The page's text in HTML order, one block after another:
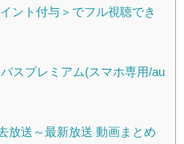
ント付与＞でフル視聴でき
スプレミアム(スマホ専用/au
放送～最新放送 動画まとめ